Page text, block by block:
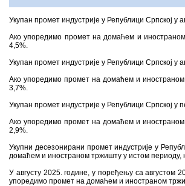
Укупан промет индустрије у Републици Српској у
Ако упоредимо промет на домаћем и
4,5%.
Укупан промет индустрије у Републици Српској у
Ако упоредимо промет на домаћем и
3,7%.
Укупан промет индустрије у Републици Српској
Ако упоредимо промет на домаћем и
2,9%.
Укупни десезонирани промет индустрије у
домаћем и иностраном тржишту у истом
У августу 2025. године, у поређењу са августом
упоредимо промет на домаћем и иностраном